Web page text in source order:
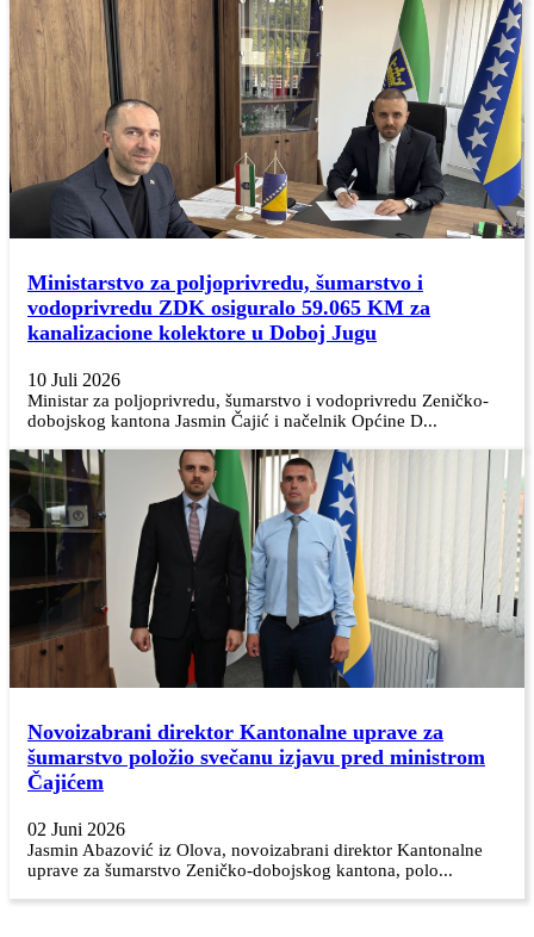
Ministarstvo za poljoprivredu, šumarstvo i
vodoprivredu ZDK osiguralo 59.065 KM za
kanalizacione kolektore u Doboj Jugu
10 Juli 2026
Ministar za poljoprivredu, šumarstvo i vodoprivredu Zeničko-
dobojskog kantona Jasmin Čajić i načelnik Općine D...
Novoizabrani direktor Kantonalne uprave za
šumarstvo položio svečanu izjavu pred ministrom
Čajićem
02 Juni 2026
Jasmin Abazović iz Olova, novoizabrani direktor Kantonalne
uprave za šumarstvo Zeničko-dobojskog kantona, polo...